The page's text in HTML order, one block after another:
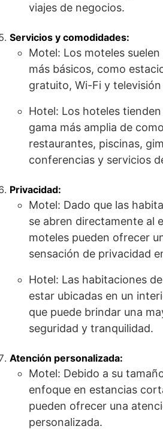
viajes de negocios.
Servicios y comodidades:
Motel: Los moteles
más básicos, como
gratuito, Wi-Fi y
Hotel: Los hoteles
gama más amplia de
restaurantes, piscinas,
conferencias y servicios
Privacidad:
Motel: Dado que las
se abren directamente al
moteles pueden ofrecer
sensación de privacidad
Hotel: Las habitaciones
estar ubicadas en un
que puede brindar una
seguridad y tranquilidad.
Atención personalizada:
Motel: Debido a su
enfoque en estancias
pueden ofrecer una
personalizada.